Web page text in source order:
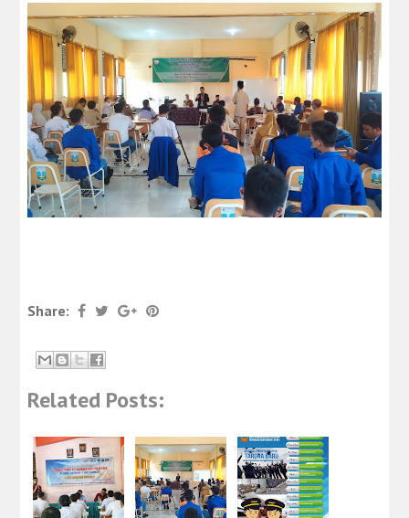
Share:
Related Posts: